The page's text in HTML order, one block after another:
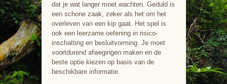
dat je wat langer moet wachten. Geduld is
een schone zaak, zeker als het om het
overleven van een kip gaat. Het spel is
ook een leerzame oefening in risico-
inschatting en besluitvorming. Je moet
voortdurend afwegingen maken en de
beste optie kiezen op basis van de
beschikbare informatie.